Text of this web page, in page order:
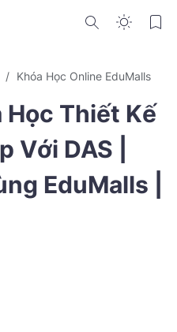
Khóa Học Online EduMalls
Học Thiết Kế
Với DAS |
EduMalls |